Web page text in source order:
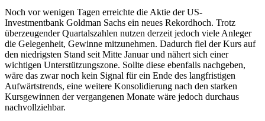
Noch vor wenigen Tagen erreichte die Aktie der US-
Investmentbank Goldman Sachs ein neues Rekordhoch. Trotz
überzeugender Quartalszahlen nutzen derzeit jedoch viele Anleger
die Gelegenheit, Gewinne mitzunehmen. Dadurch fiel der Kurs auf
den niedrigsten Stand seit Mitte Januar und nähert sich einer
wichtigen Unterstützungszone. Sollte diese ebenfalls nachgeben,
wäre das zwar noch kein Signal für ein Ende des langfristigen
Aufwärtstrends, eine weitere Konsolidierung nach den starken
Kursgewinnen der vergangenen Monate wäre jedoch durchaus
nachvollziehbar.